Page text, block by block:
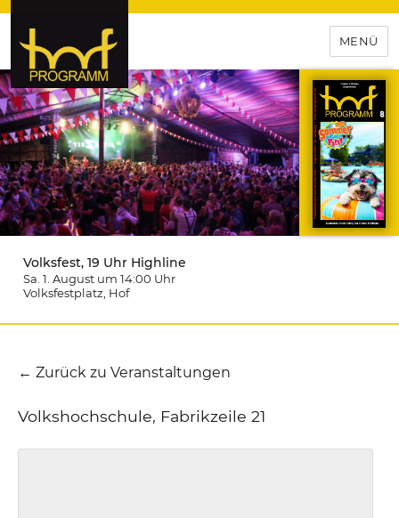
hof-programm – das
Veranstaltungsportal für
Hochfranken
MENÜ
Volksfest, 19 Uhr Highline
Sa. 1. August um 14:00 Uhr
Volksfestplatz , Hof
← Zurück zu Veranstaltungen
Volkshochschule, Fabrikzeile 21